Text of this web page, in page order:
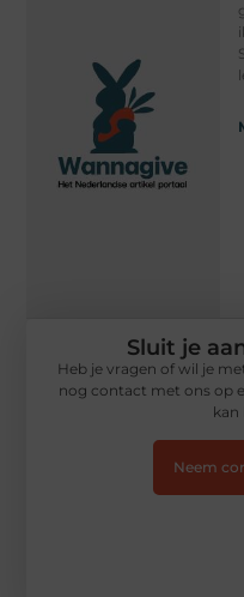
Sluit je
Heb je vragen of wil je
nog contact met ons op
kan
Neem